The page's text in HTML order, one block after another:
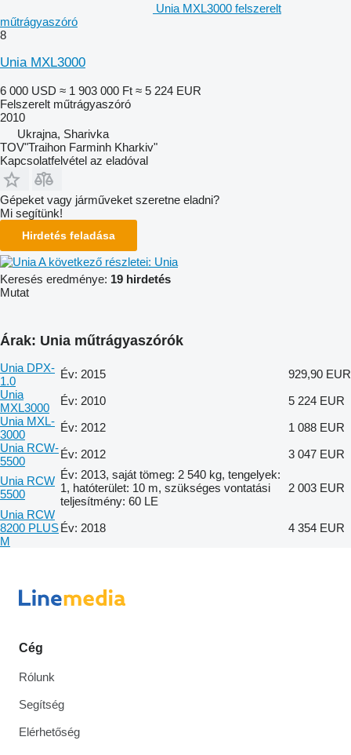
Unia MXL3000 felszerelt
műtrágyaszóró
8
Unia MXL3000
6 000 USD ≈ 1 903 000 Ft ≈ 5 224 EUR
Felszerelt műtrágyaszóró
2010
Ukrajna, Sharivka
TOV"Traihon Farminh Kharkiv"
Kapcsolatfelvétel az eladóval
Gépeket vagy járműveket szeretne eladni?
Mi segítünk!
Hirdetés feladása
A következő részletei: Unia
Keresés eredménye: 19 hirdetés
Mutat
Árak: Unia műtrágyaszórók
Unia DPX-
1.0
Év: 2015
929,90 EUR
Unia
MXL3000
Év: 2010
5 224 EUR
Unia MXL-
3000
Év: 2012
1 088 EUR
Unia RCW-
5500
Év: 2012
3 047 EUR
Unia RCW
5500
Év: 2013, saját tömeg: 2 540 kg, tengelyek:
1, hatóterület: 10 m, szükséges vontatási
teljesítmény: 60 LE
2 003 EUR
Unia RCW
8200 PLUS
M
Év: 2018 4 354 EUR
Cég
Rólunk
Segítség
Elérhetőség